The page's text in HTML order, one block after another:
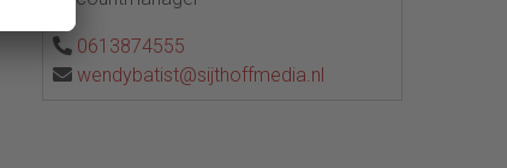
0613874555
wendybatist@sijthoffmedia.nl